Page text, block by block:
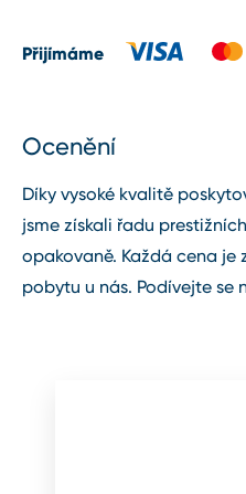
Přijímáme
Ocenění
Díky vysoké kvalitě
jsme získali řadu
opakovaně. Každá cena je
pobytu u nás. Podívejte se